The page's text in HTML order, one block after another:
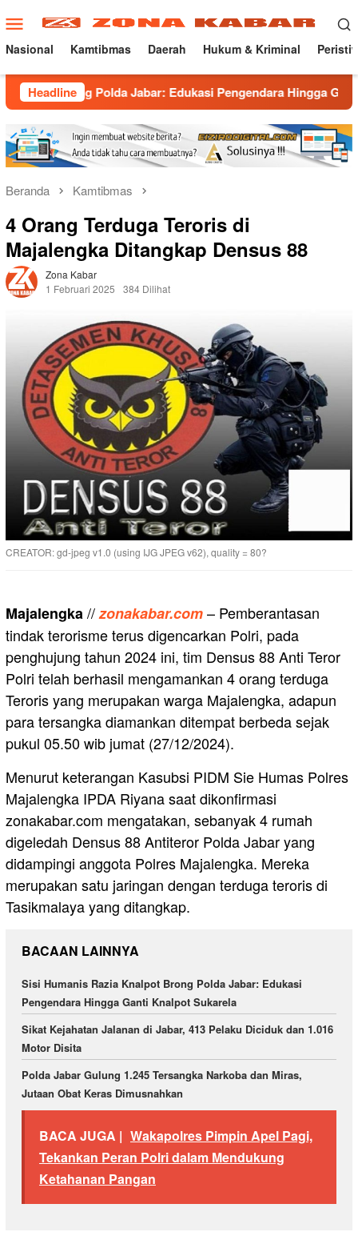
ke
konten
Menu
Mobile
Nasional Kamtibmas Daerah Hukum & Kriminal
Headline
Polda Jabar: Edukasi Pengendara Hingga Ganti Knalpot
Beranda Kamtibmas
4 Orang Terduga Teroris di
Majalengka Ditangkap Densus 88
Zona Kabar
1 Februari 2025
384 Dilihat
CREATOR: gd-jpeg v1.0 (using IJG JPEG v62), quality = 80?
Majalengka//zonakabar.com– Pemberantasan
tindak terorisme terus digencarkan Polri, pada
penghujung tahun 2024 ini, tim Densus 88 Anti Teror
Polri telah berhasil mengamankan 4 orang terduga
Teroris yang merupakan warga Majalengka, adapun
para tersangka diamankan ditempat berbeda sejak
pukul 05.50 wib jumat (27/12/2024).
Menurut keterangan Kasubsi PIDM Sie Humas Polres
Majalengka IPDA Riyana saat dikonfirmasi
zonakabar.com mengatakan, sebanyak 4 rumah
digeledah Densus 88 Antiteror Polda Jabar yang
didampingi anggota Polres Majalengka. Mereka
merupakan satu jaringan dengan terduga teroris di
Tasikmalaya yang ditangkap.
BACAAN LAINNYA
Sisi Humanis Razia Knalpot Brong Polda Jabar: Edukasi
Pengendara Hingga Ganti Knalpot Sukarela
Sikat Kejahatan Jalanan di Jabar, 413 Pelaku Diciduk dan 1.016
Motor Disita
Polda Jabar Gulung 1.245 Tersangka Narkoba dan Miras,
Jutaan Obat Keras Dimusnahkan
BACA JUGA | Wakapolres Pimpin Apel Pagi,
Tekankan Peran Polri dalam Mendukung
Ketahanan Pangan